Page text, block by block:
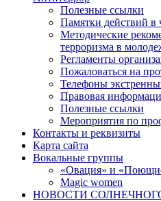
Полезные ссылки
Памятки действий в
Методические
терроризма в
Регламенты
Пожаловаться на
Телефоны
Правовая
Полезные ссылки
Мероприятия по
Контакты и реквизиты
Карта сайта
Вокальные группы
«Овация» и
Magic women
НОВОСТИ